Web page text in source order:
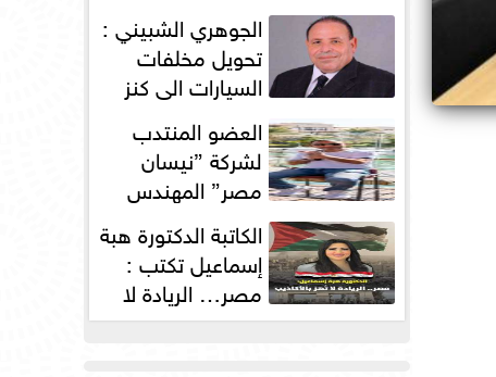
دورته الأولى الجوهري الشبيني :
تحويل مخلفات
السيارات الي كنز
بمليارات الدولارات
العضو المنتدب
لشركة ”نيسان
مصر” المهندس
محمد عبد الصمد:
2025 عامًا استثنائيًا... الكاتبة الدكتورة هبة
إسماعيل تكتب :
مصر… الريادة لا
تُهز بالأكاذيب